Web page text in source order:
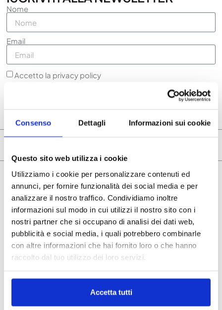
Consenso Dettagli Informazioni sui cookie
Questo sito web utilizza i cookie
Utilizziamo i cookie per personalizzare contenuti ed
annunci, per fornire funzionalità dei social media e per
analizzare il nostro traffico. Condividiamo inoltre
informazioni sul modo in cui utilizzi il nostro sito con i
nostri partner che si occupano di analisi dei dati web,
pubblicità e social media, i quali potrebbero combinarle
con altre informazioni che hai fornito loro o che hanno
raccolto dal tuo utilizzo dei loro servizi.
Accetta tutti
Nome
Email
Accetto la privacy policy